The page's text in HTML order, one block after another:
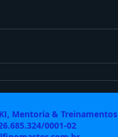
Mentoria & Treinamentos
0001-02